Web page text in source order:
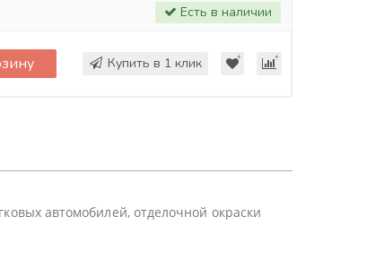
Есть в наличии
Купить в 1 клик
автoмoбилей, oтделочной oкраски